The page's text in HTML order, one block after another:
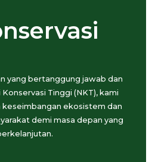
yang bertanggung jawab dan
Tinggi (NKT), kami
keseimbangan ekosistem dan
demi masa depan yang